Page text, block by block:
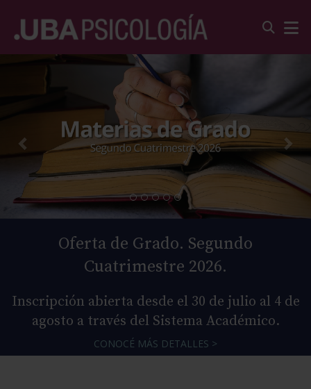
Oferta de Grado. Segundo
Cuatrimestre 2026.
Inscripción abierta desde el 30 de julio al 4 de
agosto a través del Sistema Académico.
CONOCÉ MÁS DETALLES >